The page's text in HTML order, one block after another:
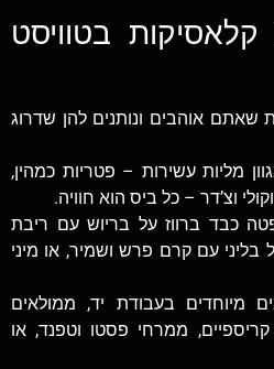
בטוויסט
שאתם אוהבים ונותנים להן שדרוג
מליות עשירות – פטריות כמהין,
וצ’דר – כל ביס הוא חוויה.
כבד ברווז על בריוש עם ריבת
בליני עם קרם פרש ושמיר, או מיני
מיוחדים בעבודת יד, ממולאים
קריספיים, ממרחי פסטו וטפנד, או